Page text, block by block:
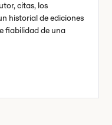
citas, los
historial de ediciones
fiabilidad de una